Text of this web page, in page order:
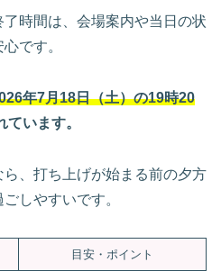
時間は、会場案内や当日の状
です。
年7月18日（土）の19時20
ています。
、打ち上げが始まる前の夕方
しやすいです。
目安・ポイント